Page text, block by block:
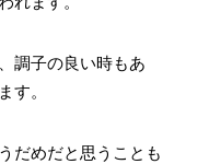
調子の良い時もあ
す。
だめだと思うことも